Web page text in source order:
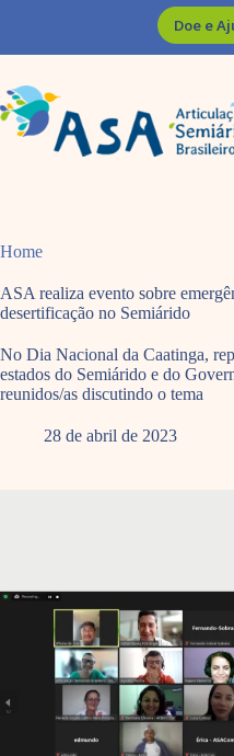
Doe e
Home
ASA realiza evento sobre
desertificação no Semiárido
No Dia Nacional da Caatinga,
estados do Semiárido e do
reunidos/as discutindo o tema
28 de abril de 2023